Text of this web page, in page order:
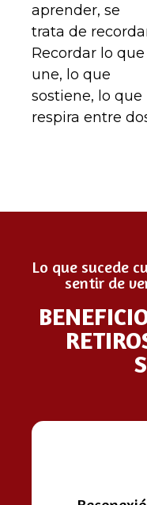
aprender, se
trata de
Recordar lo que
une, lo que
sostiene, lo que
respira entre
Lo que sucede
sentir de